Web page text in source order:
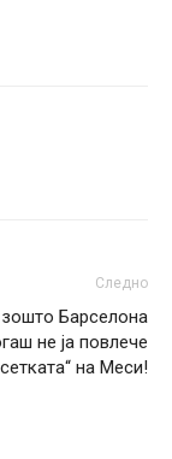
Следно
Барселона
не ја повлече
на Меси!